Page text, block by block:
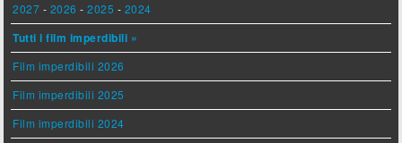
2027 - 2026 -2025 - 2024
Tutti i film imperdibili »
Film imperdibili 2026
Film imperdibili 2025
Film imperdibili 2024